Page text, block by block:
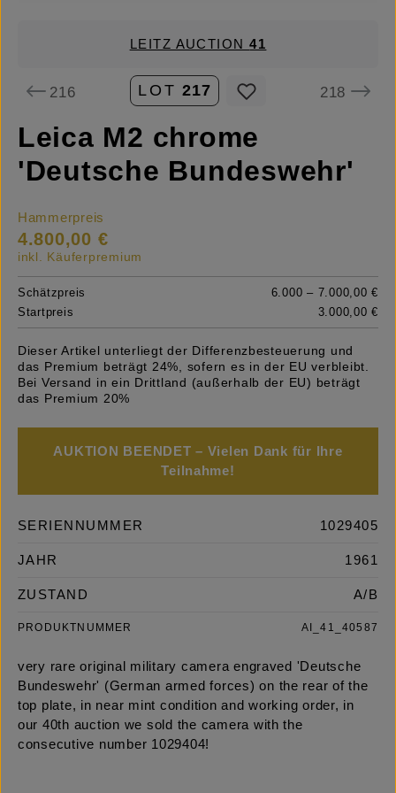
LEITZ AUCTION41
216 LOT 217 218
Leica M2 chrome
'Deutsche Bundeswehr'
Hammerpreis
4.800,00 €
inkl. Käuferpremium
Schätzpreis
6.000 – 7.000,00 €
Startpreis
3.000,00 €
Dieser Artikel unterliegt der Differenzbesteuerung und
das Premium beträgt 24%, sofern es in der EU verbleibt.
Bei Versand in ein Drittland (außerhalb der EU) beträgt
das Premium 20%
AUKTION BEENDET – Vielen Dank für Ihre
Teilnahme!
SERIENNUMMER 1029405
JAHR 1961
ZUSTAND A/B
PRODUKTNUMMER AI_41_40587
very rare original military camera engraved 'Deutsche
Bundeswehr' (German armed forces) on the rear of the
top plate, in near mint condition and working order, in
our 40th auction we sold the camera with the
consecutive number 1029404!